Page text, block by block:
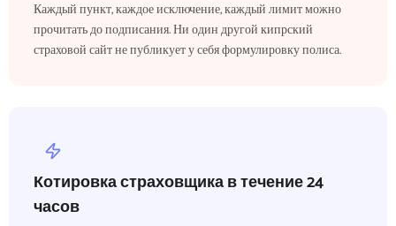
Каждый пункт, каждое исключение, каждый лимит можно
прочитать до подписания. Ни один другой кипрский
страховой сайт не публикует у себя формулировку полиса.
Котировка страховщика в течение 24
часов